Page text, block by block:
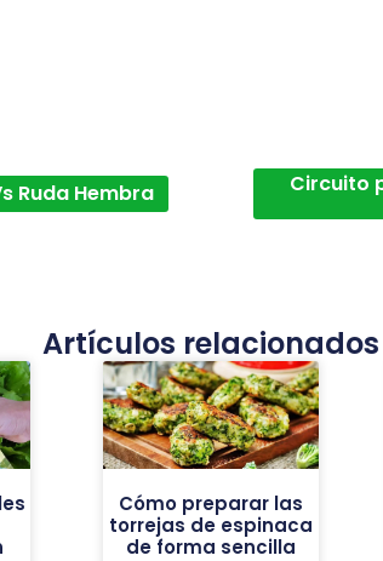
Ruda Hembra Circuito
Artículos relacionados
Cómo preparar las
torrejas de espinaca
de forma sencilla